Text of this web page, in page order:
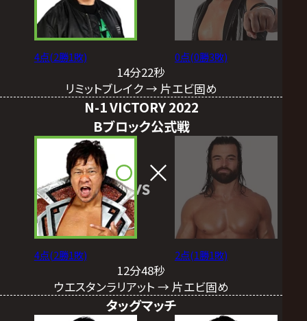
4点(2勝1敗) 0点(0勝3敗)
14分22秒
リミットブレイク → 片エビ固め
N-1 VICTORY 2022
Bブロック公式戦
4点(2勝1敗)
VS
2点(1勝1敗)
12分48秒
ウエスタンラリアット → 片エビ固め
タッグマッチ